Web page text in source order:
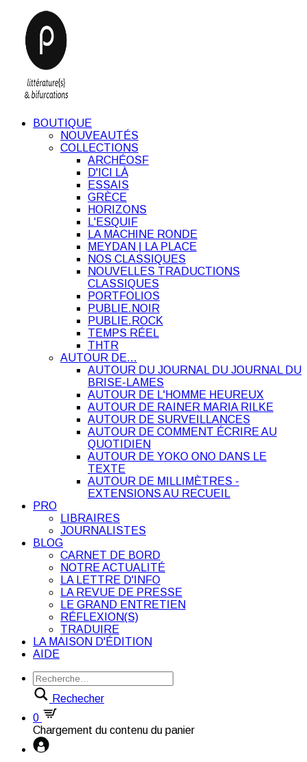
BOUTIQUE
NOUVEAUTÉS
COLLECTIONS
ARCHÉOSF
D'ICI LÀ
ESSAIS
GRÈCE
HORIZONS
L'ESQUIF
LA MACHINE RONDE
MEYDAN | LA PLACE
NOS CLASSIQUES
NOUVELLES TRADUCTIONS
CLASSIQUES
PORTFOLIOS
PUBLIE.NOIR
PUBLIE.ROCK
TEMPS RÉEL
THTR
AUTOUR DE…
AUTOUR DU JOURNAL DU JOURNAL DU
BRISE-LAMES
AUTOUR DE L'HOMME HEUREUX
AUTOUR DE RAINER MARIA RILKE
AUTOUR DE SURVEILLANCES
AUTOUR DE COMMENT ÉCRIRE AU
QUOTIDIEN
AUTOUR DE YOKO ONO DANS LE
TEXTE
AUTOUR DE MILLIMÈTRES -
EXTENSIONS AU RECUEIL
PRO
LIBRAIRES
JOURNALISTES
BLOG
CARNET DE BORD
NOTRE ACTUALITÉ
LA LETTRE D'INFO
LA REVUE DE PRESSE
LE GRAND ENTRETIEN
RÉFLEXION(S)
TRADUIRE
LA MAISON D'ÉDITION
AIDE
Rechecher
0
Chargement du contenu du panier